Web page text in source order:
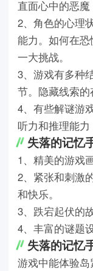
直面心中的恶魔
2、角色的心理
能力。如何在
一大挑战。
3、游戏有多种
节。隐藏线索的
4、有些解谜游
听力和推理能力
失落的记忆
1、精美的游戏
2、紧张和刺激
和快乐。
3、跌宕起伏的
4、丰富的谜题
失落的记忆
游戏中能体验岛